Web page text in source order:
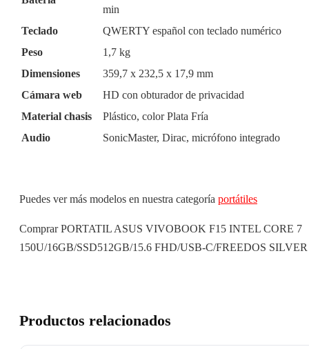
min
Teclado
QWERTY español con teclado numérico
Peso
1,7 kg
Dimensiones
359,7 x 232,5 x 17,9 mm
Cámara web
HD con obturador de privacidad
Material chasis
Plástico, color Plata Fría
Audio
SonicMaster, Dirac, micrófono integrado
Puedes ver más modelos en nuestra categoría portátiles
Comprar PORTATIL ASUS VIVOBOOK F15 INTEL CORE 7
150U/16GB/SSD512GB/15.6 FHD/USB-C/FREEDOS SILVER
Productos relacionados